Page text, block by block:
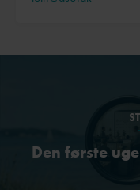
Den første